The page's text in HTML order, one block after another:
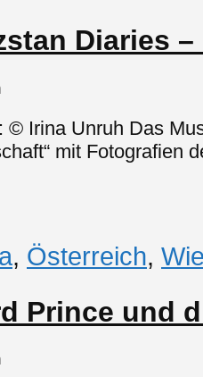
Diaries
© Irina Unruh Das
mit Fotografien
, Österreich,
Prince und